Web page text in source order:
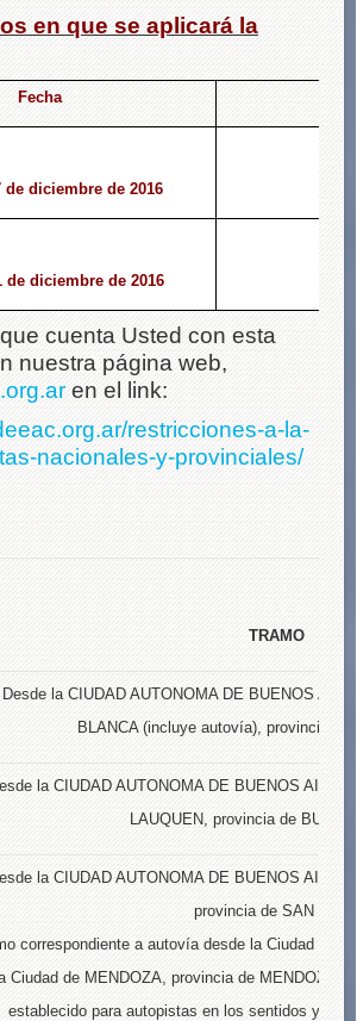
en que se aplicará la
Fecha
de diciembre de 2016
de diciembre de 2016
cuenta Usted con esta
nuestra página web,
en el link:
restricciones-a-la-
nacionales-y-provinciales/
TRAMO
Desde la CIUDAD AUTONOMA DE BUENOS
BLANCA (incluye autovía), provincia de
la CIUDAD AUTONOMA DE BUENOS
LAUQUEN, provincia de
la CIUDAD AUTONOMA DE BUENOS
provincia de SAN LUIS.
correspondiente a autovía desde la Ciudad de
Ciudad de MENDOZA, provincia de MENDOZA,
establecido para autopistas en los sentidos y